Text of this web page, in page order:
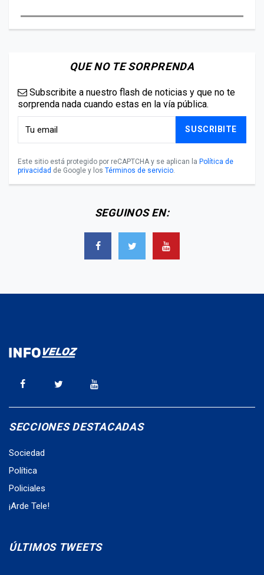
QUE NO TE SORPRENDA
Subscribite a nuestro flash de noticias y que no te
sorprenda nada cuando estas en la vía pública.
SUSCRIBITE
Este sitio está protegido por reCAPTCHA y se aplican la Política de
privacidad de Google y los Términos de servicio.
SEGUINOS EN:
SECCIONES DESTACADAS
Sociedad
Política
Policiales
¡Arde Tele!
ÚLTIMOS TWEETS